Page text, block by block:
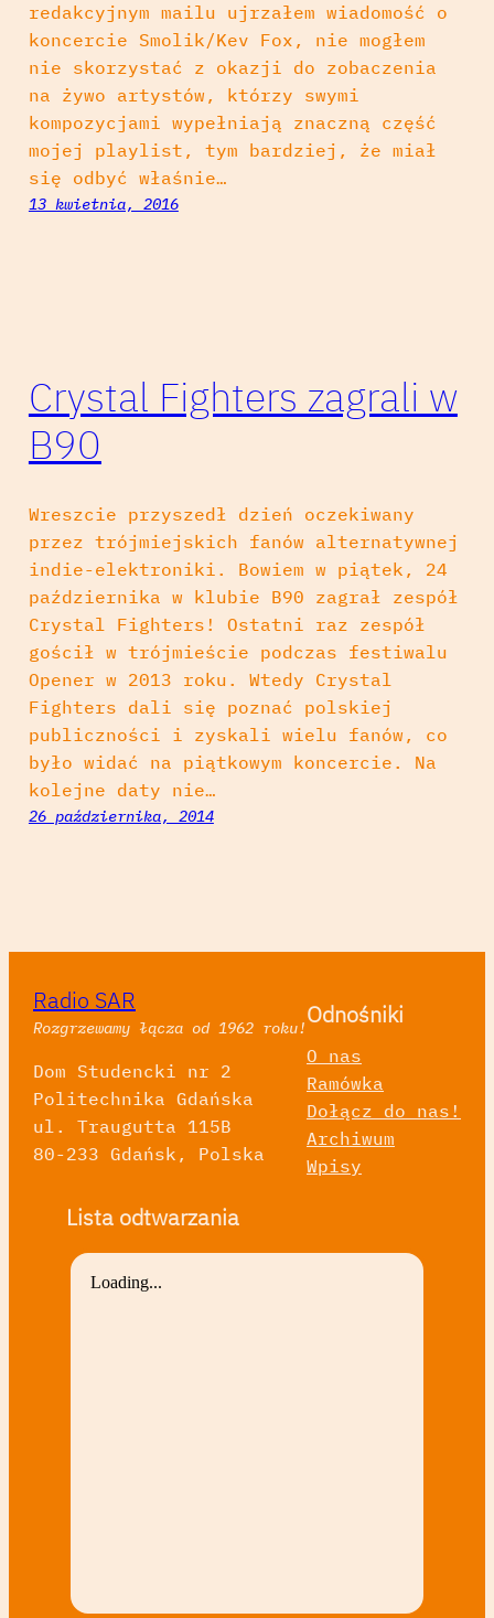
redakcyjnym mailu ujrzałem wiadomość o
koncercie Smolik/Kev Fox, nie mogłem
nie skorzystać z okazji do zobaczenia
na żywo artystów, którzy swymi
kompozycjami wypełniają znaczną część
mojej playlist, tym bardziej, że miał
się odbyć właśnie…
13 kwietnia, 2016
Crystal Fighters zagrali w
B90
Wreszcie przyszedł dzień oczekiwany
przez trójmiejskich fanów alternatywnej
indie-elektroniki. Bowiem w piątek, 24
października w klubie B90 zagrał zespół
Crystal Fighters! Ostatni raz zespół
gościł w trójmieście podczas festiwalu
Opener w 2013 roku. Wtedy Crystal
Fighters dali się poznać polskiej
publiczności i zyskali wielu fanów, co
było widać na piątkowym koncercie. Na
kolejne daty nie…
26 października, 2014
Radio SAR
Rozgrzewamy łącza od 1962 roku!
Dom Studencki nr 2
Politechnika Gdańska
ul. Traugutta 115B
80-233 Gdańsk, Polska
Odnośniki
O nas
Ramówka
Dołącz do nas!
Archiwum
Wpisy
Lista odtwarzania